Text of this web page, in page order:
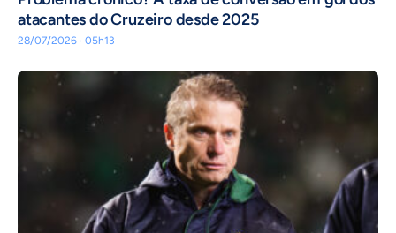
atacantes do Cruzeiro desde 2025
28/07/2026 · 05h13